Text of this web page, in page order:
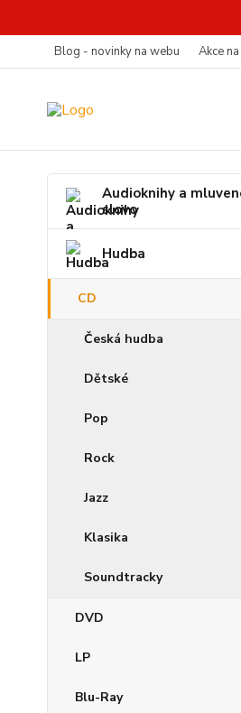
Blog - novinky na webu Akce
Audioknihy a
slovo
Hudba
CD
Česká hudba
Dětské
Pop
Rock
Jazz
Klasika
Soundtracky
DVD
LP
Blu-Ray